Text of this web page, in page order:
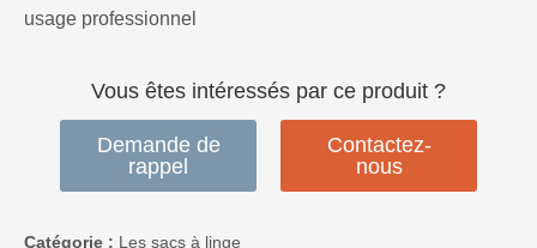
usage professionnel
Vous êtes intéressés par ce produit ?
Demande de
rappel
Contactez-
nous
Catégorie : Les sacs à linge